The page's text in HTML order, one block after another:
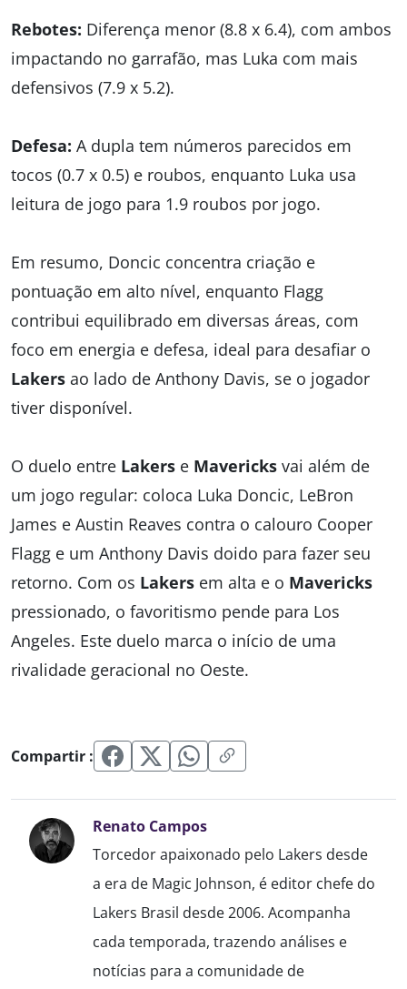
Rebotes: Diferença menor (8.8 x 6.4), com ambos
impactando no garrafão, mas Luka com mais
defensivos (7.9 x 5.2).
Defesa: A dupla tem números parecidos em
tocos (0.7 x 0.5) e roubos, enquanto Luka usa
leitura de jogo para 1.9 roubos por jogo.
Em resumo, Doncic concentra criação e
pontuação em alto nível, enquanto Flagg
contribui equilibrado em diversas áreas, com
foco em energia e defesa, ideal para desafiar o
Lakers ao lado de Anthony Davis, se o jogador
tiver disponível.
O duelo entre Lakers e Mavericks vai além de
um jogo regular: coloca Luka Doncic, LeBron
James e Austin Reaves contra o calouro Cooper
Flagg e um Anthony Davis doido para fazer seu
retorno. Com os Lakers em alta e o Mavericks
pressionado, o favoritismo pende para Los
Angeles. Este duelo marca o início de uma
rivalidade geracional no Oeste.
Compartir :
Renato Campos
Torcedor apaixonado pelo Lakers desde
a era de Magic Johnson, é editor chefe do
Lakers Brasil desde 2006. Acompanha
cada temporada, trazendo análises e
notícias para a comunidade de